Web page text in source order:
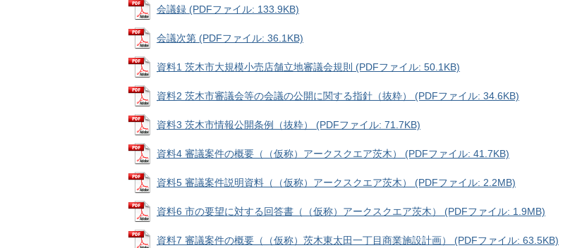
会議録 (PDFファイル: 133.9KB)
会議次第 (PDFファイル: 36.1KB)
資料1 茨木市大規模小売店舗立地審議会規則 (PDFファイル: 50.1KB)
資料2 茨木市審議会等の会議の公開に関する指針（抜粋） (PDFファイル: 34.6KB)
資料3 茨木市情報公開条例（抜粋） (PDFファイル: 71.7KB)
資料4 審議案件の概要（（仮称）アークスクエア茨木） (PDFファイル: 41.7KB)
資料5 審議案件説明資料（（仮称）アークスクエア茨木） (PDFファイル: 2.2MB)
資料6 市の要望に対する回答書（（仮称）アークスクエア茨木） (PDFファイル: 1.9MB)
資料7 審議案件の概要（（仮称）茨木東太田一丁目商業施設計画） (PDFファイル: 63.5KB)